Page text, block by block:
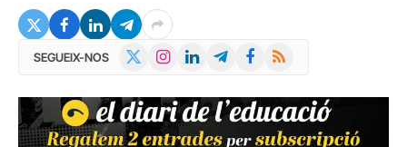
SEGUEIX-NOS InstagramLinkedInTelegramFacebook
RSS